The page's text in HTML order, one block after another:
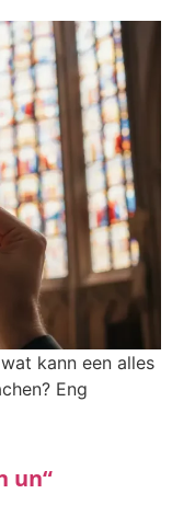
kann een alles
Eng
un“